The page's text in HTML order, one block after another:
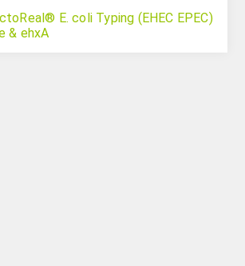
E. coli Typing (EHEC EPEC)
& ehxA